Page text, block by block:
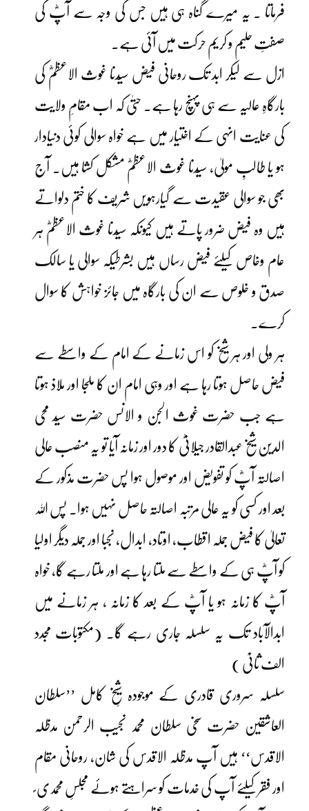
فرماتا ۔ یہ میرے گناہ ہی ہیں جس کی وجہ سے آپؓ کی
صفتِ حلیم و کریم حرکت میں آئی ہے۔
ازل سے لیکر ابد تک روحانی فیض سیّدنا غوث الاعظمؓ کی
بارگاہِ عالیہ سے ہی پہنچ رہا ہے۔ حتیٰ کہ اب مقامِ ولایت
کی عنایت انہی کے اختیار میں ہے خواہ سوالی کوئی دنیادار
ہو یا طالبِ مولیٰ، سیّدنا غوث الاعظمؓ مشکل کشا ہیں۔ آج
بھی جو سوالی عقیدت سے گیارہویں شریف کا ختم دلواتے
ہیں وہ فیض ضرور پاتے ہیں کیونکہ سیّدنا غوث الاعظمؓ ہر
عام وخاص کیلئے فیض رساں ہیں بشرطیکہ سوالی یا سالک
صدق و خلوص سے ان کی بارگاہ میں جائز خواہش کا سوال
کرے۔
ہر ولی اور ہر شیخ کو اس زمانے کے امام کے واسطے سے
فیض حاصل ہوتا رہا ہے اور وہی امام ان کا ملجا اور ملاذ ہوتا
ہے جب حضرت غوث الجن و الانس حضرت سیّد محی
الدین شیخ عبدالقادر جیلانیؓ کا دور اور زمانہ آیا تو یہ منصب عالی
اصالتہ آپؓ کو تفویض اور موصول ہوا پس حضرت مذکور کے
بعد اور کسی کو یہ عالی مرتبہ اصالتہ حاصل نہیں ہوا۔ پس اللہ
تعالیٰ کا فیض جملہ اقطاب، اوتاد، ابدال، نجبا اور جملہ دیگر اولیا
کو آپؓ ہی کے واسطے سے ملتا رہا ہے اور ملتا رہے گا، خواہ
آپؓ کا زمانہ ہو یا آپؓ کے بعد کا زمانہ ، ہر زمانے میں
ابدالآباد تک یہ سلسلہ جاری رہے گا۔ (مکتوبات مجدد
الف ثانیؒ )
سلسلہ سروری قادری کے موجودہ شیخِ کامل ’’سلطان
العاشقین حضرت سخی سلطان محمد نجیب الرحمن مدظلہ
الاقدس‘‘ ہیں آپ مدظلہ الاقدس کی شان، روحانی مقام
اور فقر کیلئے آپ کی خدمات کو سراہتے ہوئے مجلسِ محمدی ؐ